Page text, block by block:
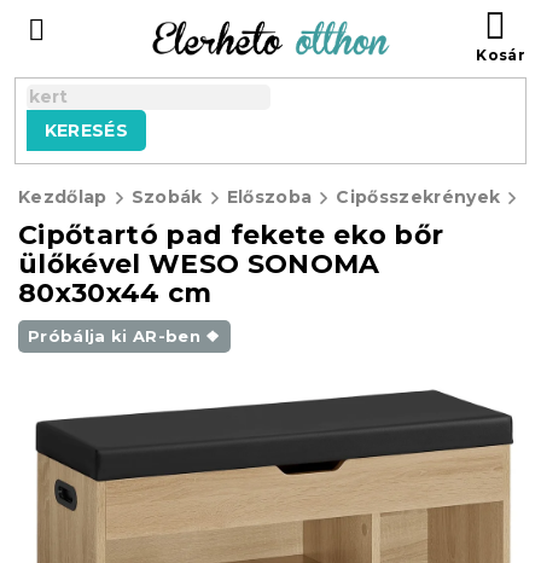
tartalomhoz
KERESÉS
Kezdőlap Szobák Előszoba Cipősszekrények
Cipőtartó pad fekete eko bőr
ülőkével WESO SONOMA
80x30x44 cm
Próbálja ki AR-ben ❖